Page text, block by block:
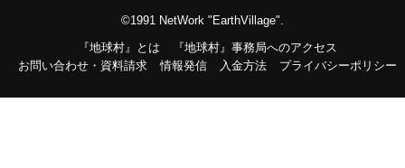
©1991 NetWork "EarthVillage".
『地球村』とは
『地球村』事務局へのアクセス
お問い合わせ・資料請求
情報発信 入金方法 プライバシーポリシー